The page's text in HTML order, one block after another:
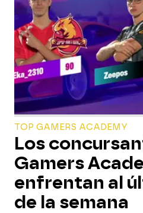
TOP GAMERS ACADEMY
Los
Gamers
enfrentan al
de la semana